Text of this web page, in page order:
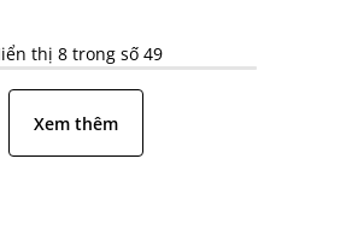
thị 8 trong số 49
Xem thêm